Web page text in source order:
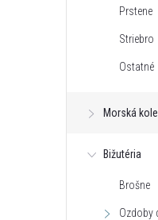
Prstene
Striebro
Ostatné
Morská
Bižutéria
Brošne
Ozdoby